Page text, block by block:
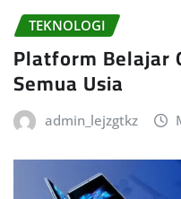
TEKNOLOGI
Platform Belajar
Semua Usia
admin_lejzgtkz